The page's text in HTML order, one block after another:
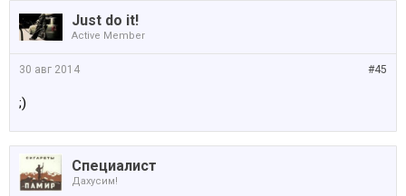
Just do it!
Active Member
#45
30 авг 2014
;)
Специалист
Дахусим!